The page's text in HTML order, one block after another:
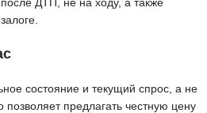
состояние и текущий спрос, а не
предлагать честную цену